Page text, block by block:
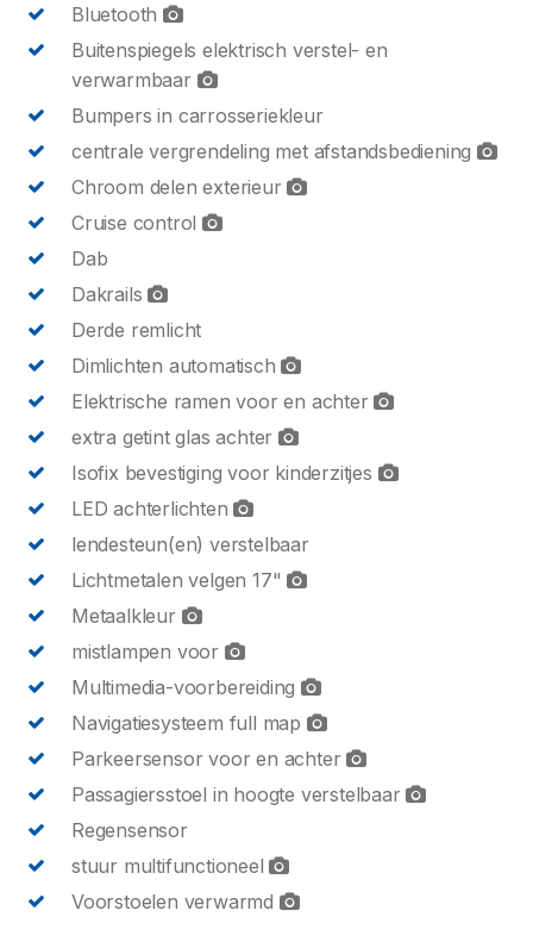
Bluetooth
Buitenspiegels elektrisch verstel- en
verwarmbaar
Bumpers in carrosseriekleur
centrale vergrendeling met afstandsbediening
Chroom delen exterieur
Cruise control
Dab
Dakrails
Derde remlicht
Dimlichten automatisch
Elektrische ramen voor en achter
extra getint glas achter
Isofix bevestiging voor kinderzitjes
LED achterlichten
lendesteun(en) verstelbaar
Lichtmetalen velgen 17"
Metaalkleur
mistlampen voor
Multimedia-voorbereiding
Navigatiesysteem full map
Parkeersensor voor en achter
Passagiersstoel in hoogte verstelbaar
Regensensor
stuur multifunctioneel
Voorstoelen verwarmd